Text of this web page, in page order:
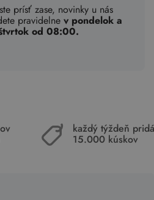
prísť zase, novinky u nás
pravidelnev pondelok a
od 08:00.
každý týždeň
15.000 kúskov